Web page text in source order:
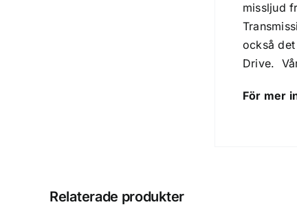
missljud
också
Drive.
För mer
Relaterade produkter